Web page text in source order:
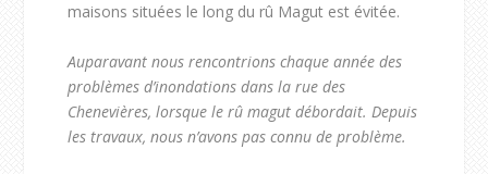
maisons situées le long du rû Magut est évitée.
Auparavant nous rencontrions chaque année des
problèmes d’inondations dans la rue des
Chenevières, lorsque le rû magut débordait. Depuis
les travaux, nous n’avons pas connu de problème.